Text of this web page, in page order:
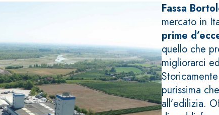
Fassa
mercato in
prime
quello che
migliorarci
purissima
all’edilizia.
TIXOTROPICI
solfatoresistenti, polimero-
per la passivazione, riparazione,
Sistema
Lisciatura
termica
ambienti